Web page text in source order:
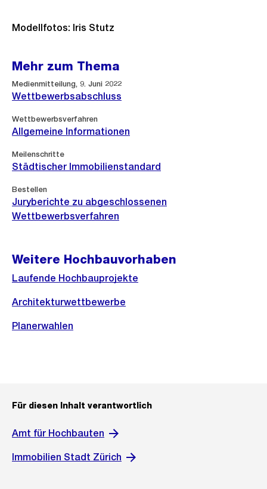
Modellfotos: Iris Stutz
Mehr zum Thema
Medienmitteilung, 9. Juni 2022
Wettbewerbsabschluss
Wettbewerbsverfahren
Allgemeine Informationen
Meilenschritte
Städtischer Immobilienstandard
Bestellen
Juryberichte zu abgeschlossenen
Wettbewerbsverfahren
Weitere Hochbauvorhaben
Laufende Hochbauprojekte
Architekturwettbewerbe
Planerwahlen
Für diesen Inhalt verantwortlich
Amt für Hochbauten
Immobilien Stadt Zürich